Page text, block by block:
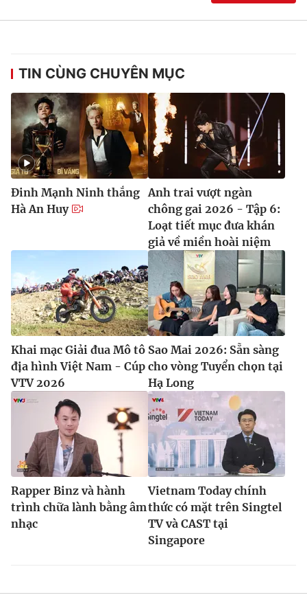
TIN CÙNG CHUYÊN MỤC
Đinh Mạnh Ninh thắng
Hà An Huy
Anh trai vượt ngàn
chông gai 2026 - Tập 6:
Loạt tiết mục đưa khán
giả về miền hoài niệm
Khai mạc Giải đua Mô tô
địa hình Việt Nam - Cúp
VTV 2026
Sao Mai 2026: Sẵn sàng
cho vòng Tuyển chọn tại
Hạ Long
Rapper Binz và hành
trình chữa lành bằng âm
nhạc
Vietnam Today chính
thức có mặt trên Singtel
TV và CAST tại
Singapore